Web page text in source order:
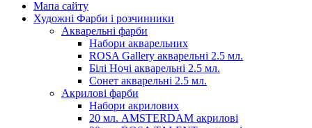
Мапа сайту
Художні Фарби і розчинники
Акварельні фарби
Набори акварельних
ROSA Gallery акварельні 2.5 мл.
Білі Ночі акварельні 2.5 мл.
Сонет акварельні 2.5 мл.
Акрилові фарби
Набори акрилових
20 мл. AMSTERDAM акрилові